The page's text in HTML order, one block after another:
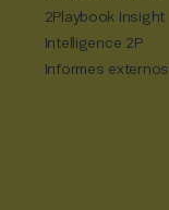
2Playbook Insight
Intelligence 2P
Informes externos